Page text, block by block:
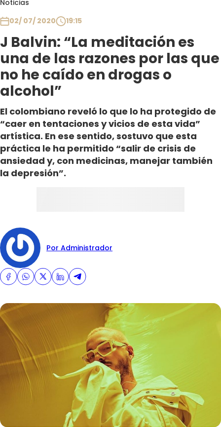
Noticias
02/ 07/ 2020
19:15
J Balvin: “La meditación es
una de las razones por las que
no he caído en drogas o
alcohol”
El colombiano reveló lo que lo ha protegido de
“caer en tentaciones y vicios de esta vida”
artística. En ese sentido, sostuvo que esta
práctica le ha permitido “salir de crisis de
ansiedad y, con medicinas, manejar también
la depresión”.
Por Administrador
Club De La Comedia
Contigo en Directo
Plan Perfecto
El Tiempo
Sabingo
Todos Los Programas